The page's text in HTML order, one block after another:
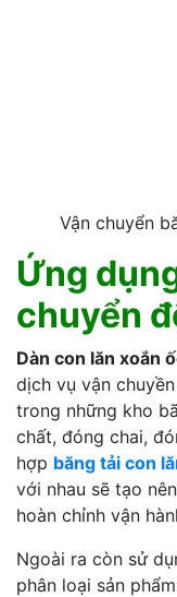
Vận chuyển
Ứng
chuyển
Dàn con lăn xoắn
dịch vụ vận
trong những kho
chất, đóng chai,
hợp băng tải con
với nhau sẽ tạo
hoàn chỉnh vận
Ngoài ra còn sử
phân loại sản